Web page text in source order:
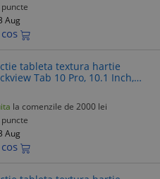
Aug
tableta textura hartie
Tab 10 Pro, 10.1 Inch,
Paper, Pentru scris si
reflex, Hidrogel, Si
la comenzile de 2000 lei
Aug